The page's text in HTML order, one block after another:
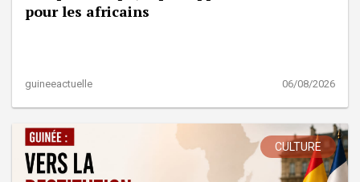
pour les africains
guineeactuelle 06/08/2026
CULTURE